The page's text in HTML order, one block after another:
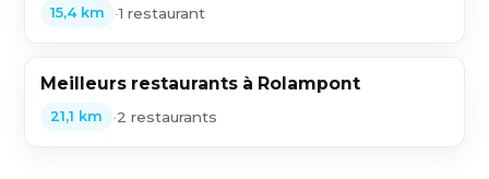
15,4 km •1 restaurant
Meilleurs restaurants à Rolampont
21,1 km •2 restaurants